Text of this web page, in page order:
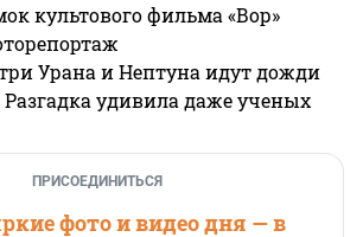
культового фильма «Вор»
Урана и Нептуна идут дожди
Разгадка удивила даже ученых
ПРИСОЕДИНИТЬСЯ
фото и видео дня — в